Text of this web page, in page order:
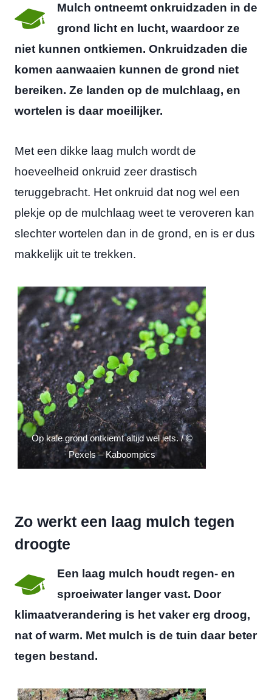
Mulch ontneemt onkruidzaden in de
grond licht en lucht, waardoor ze
niet kunnen ontkiemen. Onkruidzaden die
komen aanwaaien kunnen de grond niet
bereiken. Ze landen op de mulchlaag, en
wortelen is daar moeilijker.
Met een dikke laag mulch wordt de
hoeveelheid onkruid zeer drastisch
teruggebracht. Het onkruid dat nog wel een
plekje op de mulchlaag weet te veroveren kan
slechter wortelen dan in de grond, en is er dus
makkelijk uit te trekken.
Op kale grond ontkiemt altijd wel iets. / ©
Pexels – Kaboompics
Zo werkt een laag mulch tegen
droogte
Een laag mulch houdt regen- en
sproeiwater langer vast. Door
klimaatverandering is het vaker erg droog,
nat of warm. Met mulch is de tuin daar beter
tegen bestand.